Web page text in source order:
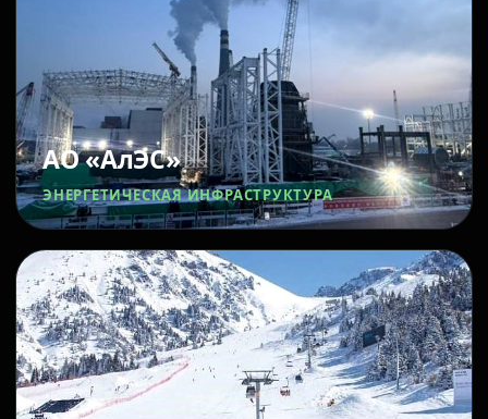
АО «АлЭС»
ЭНЕРГЕТИЧЕСКАЯ ИНФРАСТРУКТУРА